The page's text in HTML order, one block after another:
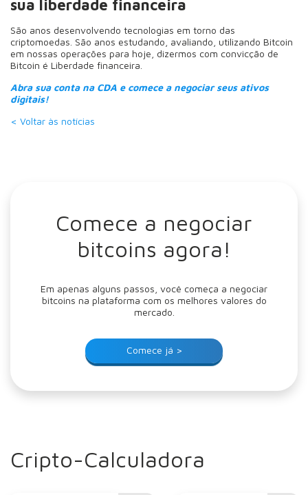
sua liberdade financeira
São anos desenvolvendo tecnologias em torno das
criptomoedas. São anos estudando, avaliando, utilizando Bitcoin
em nossas operações para hoje, dizermos com convicção de
Bitcoin é Liberdade financeira.
Abra sua conta na CDA e comece a negociar seus ativos
digitais!
< Voltar às notícias
Comece a negociar
bitcoins agora!
Em apenas alguns passos, você começa a negociar
bitcoins na plataforma com os melhores valores do
mercado.
Comece já >
Cripto-Calculadora